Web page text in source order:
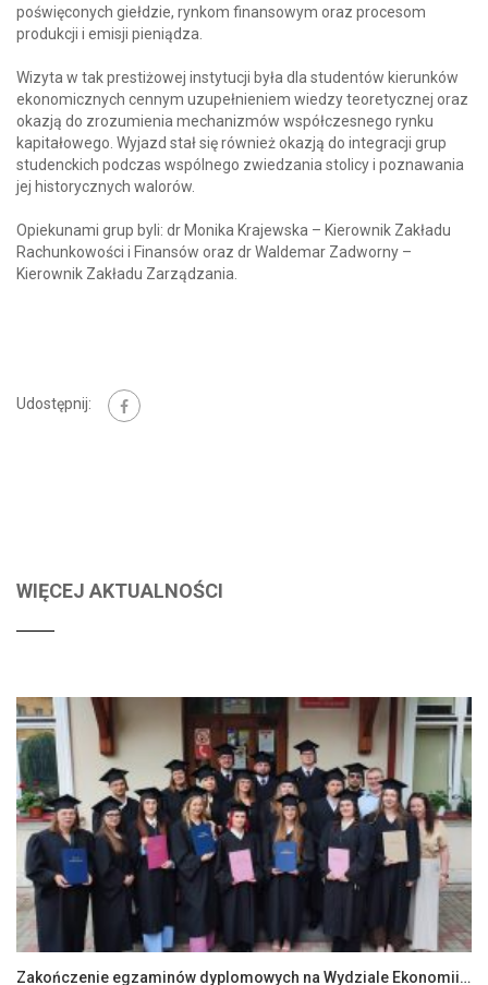
poświęconych giełdzie, rynkom finansowym oraz procesom
produkcji i emisji pieniądza.
Wizyta w tak prestiżowej instytucji była dla studentów kierunków
ekonomicznych cennym uzupełnieniem wiedzy teoretycznej oraz
okazją do zrozumienia mechanizmów współczesnego rynku
kapitałowego. Wyjazd stał się również okazją do integracji grup
studenckich podczas wspólnego zwiedzania stolicy i poznawania
jej historycznych walorów.
Opiekunami grup byli: dr Monika Krajewska – Kierownik Zakładu
Rachunkowości i Finansów oraz dr Waldemar Zadworny –
Kierownik Zakładu Zarządzania.
Udostępnij:
WIĘCEJ AKTUALNOŚCI
Zakończenie egzaminów dyplomowych na Wydziale Ekonomii i Zarządzania